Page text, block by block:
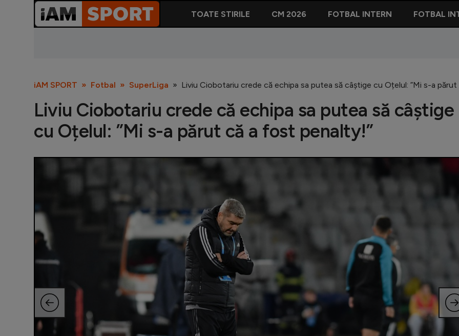
TOATE STIRILE CM 2026 FOTBAL INTERN FOTBAL
iAM SPORT Fotbal SuperLiga Liviu Ciobotariu crede că echipa sa putea să câștige cu Oțelul: ”Mi s-a părut
Liviu Ciobotariu crede că echipa sa putea să câștige
cu Oțelul: ”Mi s-a părut că a fost penalty!”